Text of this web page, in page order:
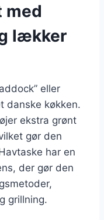
med
lækker
eller
danske køkken.
ekstra grønt
gør den
har en
der gør den
grillning.